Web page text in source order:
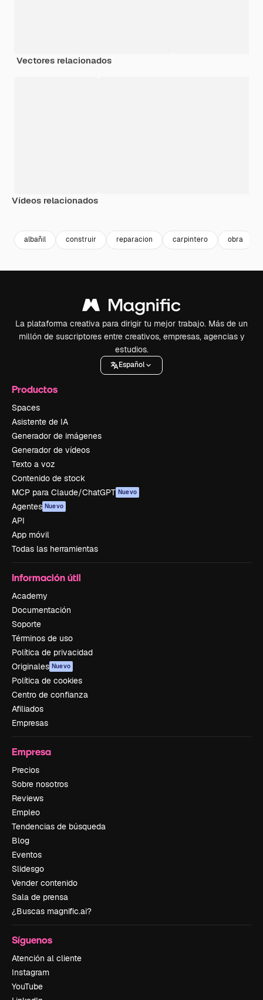
Vectores relacionados
Vídeos relacionados
albañil construir reparacion carpintero obra
La plataforma creativa para dirigir tu mejor trabajo. Más de un
millón de suscriptores entre creativos, empresas, agencias y
estudios.
Español
Productos
Spaces
Asistente de IA
Generador de imágenes
Generador de vídeos
Texto a voz
Contenido de stock
MCP para Claude/ChatGPT Nuevo
Agentes Nuevo
API
App móvil
Todas las herramientas
Información útil
Academy
Documentación
Soporte
Términos de uso
Política de privacidad
Originales Nuevo
Política de cookies
Centro de confianza
Afiliados
Empresas
Empresa
Precios
Sobre nosotros
Reviews
Empleo
Tendencias de búsqueda
Blog
Eventos
Slidesgo
Vender contenido
Sala de prensa
¿Buscas magnific.ai?
Síguenos
Atención al cliente
Instagram
YouTube